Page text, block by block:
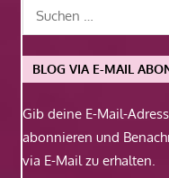
BLOG VIA E-MAIL
Gib deine E-Mail-
abonnieren und
via E-Mail zu erhalten.